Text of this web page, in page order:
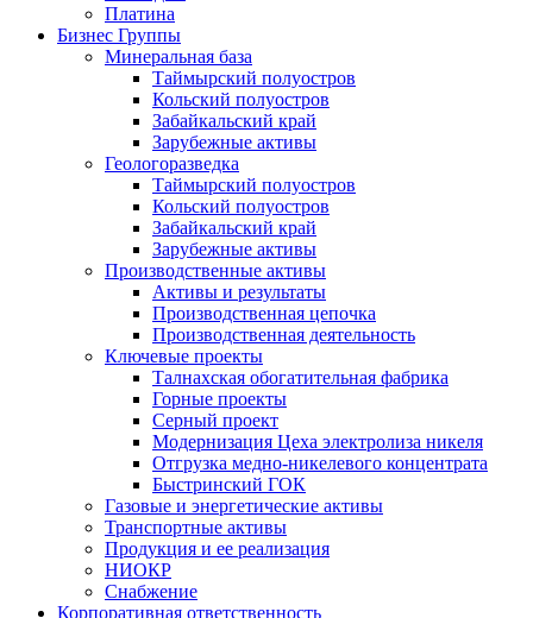
Платина
Бизнес Группы
Минеральная база
Таймырский полуостров
Кольский полуостров
Забайкальский край
Зарубежные активы
Геологоразведка
Таймырский полуостров
Кольский полуостров
Забайкальский край
Зарубежные активы
Производственные активы
Активы и результаты
Производственная цепочка
Производственная деятельность
Ключевые проекты
Талнахская обогатительная фабрика
Горные проекты
Серный проект
Модернизация Цеха электролиза никеля
Отгрузка медно-никелевого концентрата
Быстринский ГОК
Газовые и энергетические активы
Транспортные активы
Продукция и ее реализация
НИОКР
Снабжение
Корпоративная ответственность